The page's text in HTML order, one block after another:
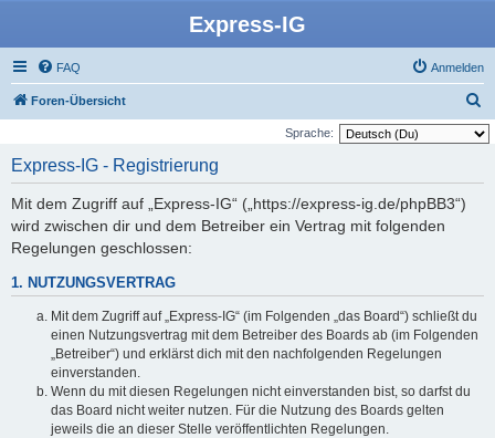
Express-IG
FAQ Anmelden
Foren-Übersicht
u
Sprache:
Express-IG - Registrierung
Mit dem Zugriff auf „Express-IG“ („https://express-ig.de/phpBB3“)
wird zwischen dir und dem Betreiber ein Vertrag mit folgenden
Regelungen geschlossen:
1. NUTZUNGSVERTRAG
Mit dem Zugriff auf „Express-IG“ (im Folgenden „das Board“) schließt du
einen Nutzungsvertrag mit dem Betreiber des Boards ab (im Folgenden
„Betreiber“) und erklärst dich mit den nachfolgenden Regelungen
einverstanden.
Wenn du mit diesen Regelungen nicht einverstanden bist, so darfst du
das Board nicht weiter nutzen. Für die Nutzung des Boards gelten
jeweils die an dieser Stelle veröffentlichten Regelungen.